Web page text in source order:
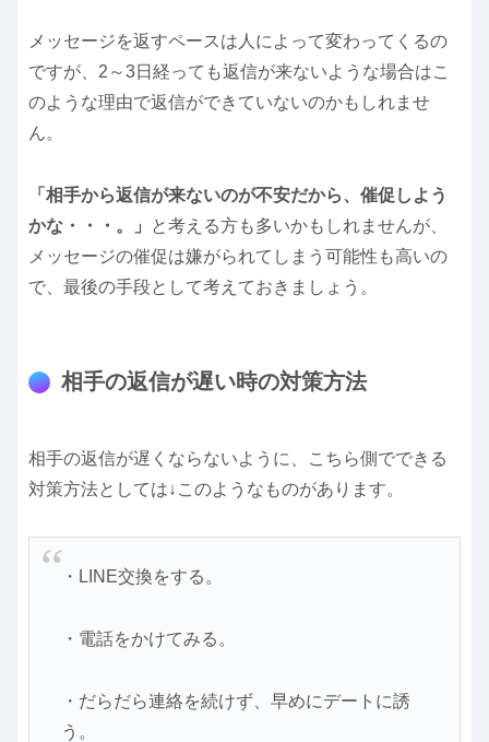
メッセージを返すペースは人によって変わってくるの
ですが、2～3日経っても返信が来ないような場合はこ
のような理由で返信ができていないのかもしれませ
ん。
「相手から返信が来ないのが不安だから、催促しよう
かな・・・。」
と考える方も多いかもしれませんが、
メッセージの催促は嫌がられてしまう可能性も高いの
で、最後の手段として考えておきましょう。
相手の返信が遅い時の対策方法
相手の返信が遅くならないように、こちら側でできる
対策方法としては↓このようなものがあります。
・LINE交換をする。
・電話をかけてみる。
・だらだら連絡を続けず、早めにデートに誘
う。